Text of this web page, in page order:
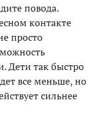
повода.
контакте
просто
Дети так быстро
все меньше, но
сильнее